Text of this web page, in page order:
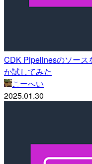
CDK Pipelinesのソース
か試してみた
こーへい
2025.01.30